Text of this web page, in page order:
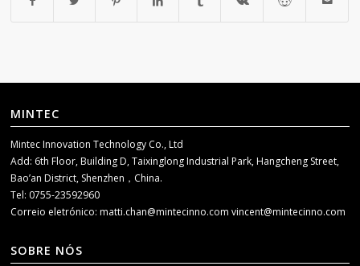
MINTEC
Mintec Innovation Technology Co., Ltd
Add: 6th Floor, Building D, Taixinglong Industrial Park, Hangcheng Street,
Bao’an District, Shenzhen，China.
Tel: 0755-23592960
Correio eletrónico:matti.chan@mintecinno.comvincent@mintecinno.com
SOBRE NÓS